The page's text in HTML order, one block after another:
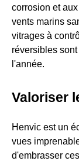
corrosion et
vents marins
vitrages à
réversibles
l'année.
Valoriser
Henvic est un
vues
d'embrasser